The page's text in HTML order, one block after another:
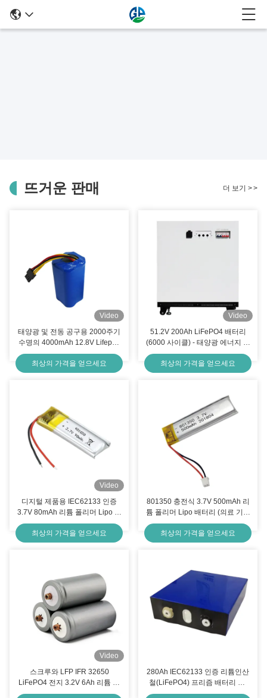
뜨거운 판매 더 보기 >>
Video
태양광 및 전동 공구용 2000주기
수명의 4000mAh 12.8V Lifepo4
배터리
최상의 가격을 얻으세요
Video
51.2V 200Ah LiFePO4 배터리
(6000 사이클) - 태양광 에너지 저
장용 모듈형 배터리 팩
최상의 가격을 얻으세요
Video
디지털 제품용 IEC62133 인증
3.7V 80mAh 리튬 폴리머 Lipo 충
전식 배터리 팩
최상의 가격을 얻으세요
801350 충전식 3.7V 500mAh 리
튬 폴리머 Lipo 배터리 (의료 기기
용)
최상의 가격을 얻으세요
Video
스크루와 LFP IFR 32650
LiFePO4 전지 3.2V 6Ah 리튬 원
통형 전지
280Ah IEC62133 인증 리튬인산
철(LiFePO4) 프리즘 배터리 셀,
2000회 사이클 수명, 태양광 및